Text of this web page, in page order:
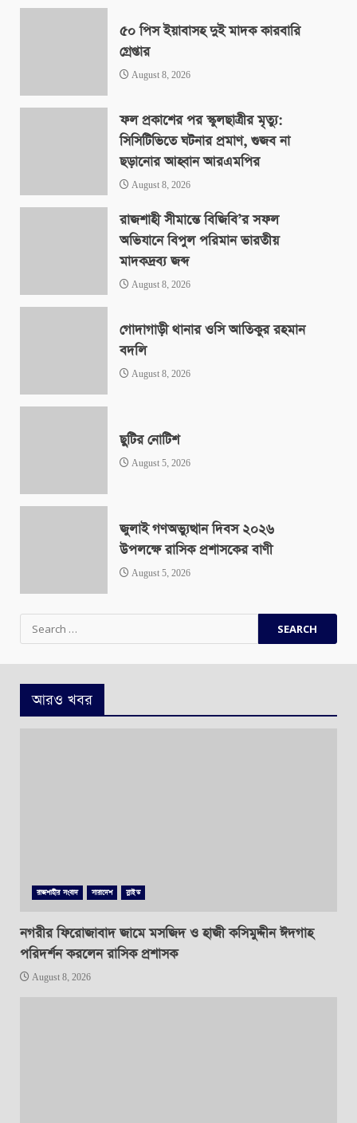
৫০ পিস ইয়াবাসহ দুই মাদক কারবারি
গ্রেপ্তার
August 8, 2026
ফল প্রকাশের পর স্কুলছাত্রীর মৃত্যু:
সিসিটিভিতে ঘটনার প্রমাণ, গুজব না
ছড়ানোর আহ্বান আরএমপির
August 8, 2026
রাজশাহী সীমান্তে বিজিবি’র সফল
অভিযানে বিপুল পরিমান ভারতীয়
মাদকদ্রব্য জব্দ
August 8, 2026
গোদাগাড়ী থানার ওসি আতিকুর রহমান
বদলি
August 8, 2026
ছুটির নোটিশ
August 5, 2026
জুলাই গণঅভ্যুত্থান দিবস ২০২৬
উপলক্ষে রাসিক প্রশাসকের বাণী
August 5, 2026
Search
for:
আরও খবর
রাজশাহীর সংবাদ সারাদেশ স্লাইড
নগরীর ফিরোজাবাদ জামে মসজিদ ও হাজী কসিমুদ্দীন ঈদগাহ
পরিদর্শন করলেন রাসিক প্রশাসক
August 8, 2026